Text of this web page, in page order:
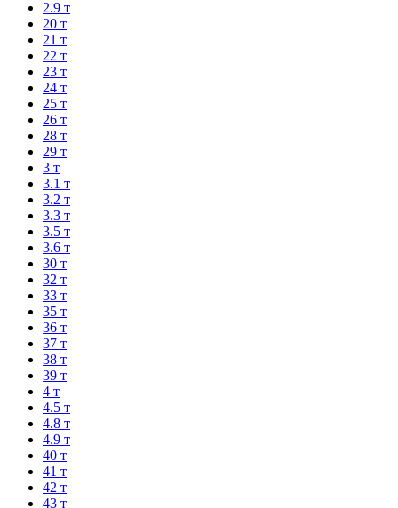
2.9 т
20 т
21 т
22 т
23 т
24 т
25 т
26 т
28 т
29 т
3 т
3.1 т
3.2 т
3.3 т
3.5 т
3.6 т
30 т
32 т
33 т
35 т
36 т
37 т
38 т
39 т
4 т
4.5 т
4.8 т
4.9 т
40 т
41 т
42 т
43 т